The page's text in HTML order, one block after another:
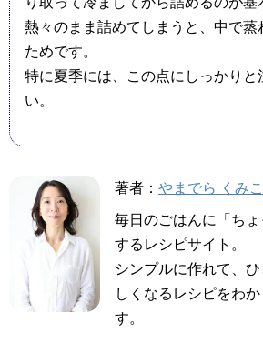
熱々のまま詰めてしまうと、中で蒸
ためです。
特に夏季には、この点にしっかりと
い。
著者： やまでら くみこ
毎日のごはんに「ち
するレシピサイト。
シンプルに作れて、
しくなるレシピをわ
す。